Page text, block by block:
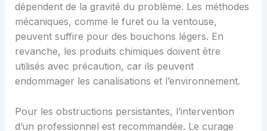
dépendent de la gravité du problème. Les méthodes
mécaniques, comme le furet ou la ventouse,
peuvent suffire pour des bouchons légers. En
revanche, les produits chimiques doivent être
utilisés avec précaution, car ils peuvent
endommager les canalisations et l’environnement.
Pour les obstructions persistantes, l’intervention
d’un professionnel est recommandée. Le curage